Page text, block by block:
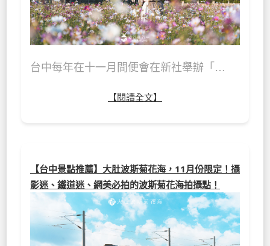
台中每年在十一月間便會在新社舉辦「…
【閱讀全文】
【台中景點推薦】大肚波斯菊花海，11月份限定！攝
影迷、鐵道迷、網美必拍的波斯菊花海拍攝點！